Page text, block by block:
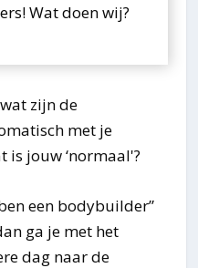
Wat doen wij?
zijn de
met je
is jouw ‘normaal'?
een bodybuilder”
ga je met het
dag naar de